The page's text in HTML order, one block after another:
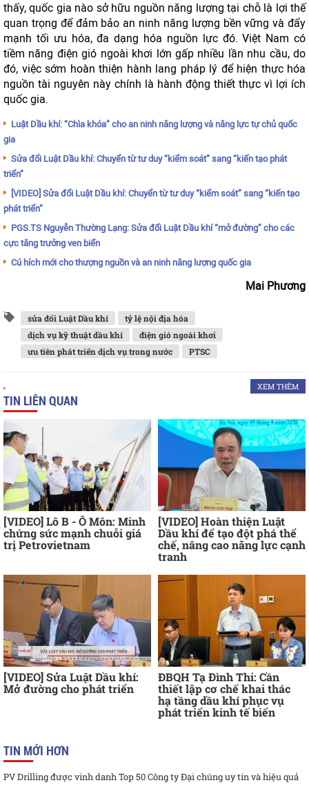
thấy, quốc gia nào sở hữu nguồn năng lượng tại chỗ là lợi thế
quan trọng để đảm bảo an ninh năng lượng bền vững và đẩy
mạnh tối ưu hóa, đa dạng hóa nguồn lực đó. Việt Nam có
tiềm năng điện gió ngoài khơi lớn gấp nhiều lần nhu cầu, do
đó, việc sớm hoàn thiện hành lang pháp lý để hiện thực hóa
nguồn tài nguyên này chính là hành động thiết thực vì lợi ích
quốc gia.
Luật Dầu khí: “Chìa khóa” cho an ninh năng lượng và năng lực tự chủ quốc
gia
Sửa đổi Luật Dầu khí: Chuyển từ tư duy “kiểm soát” sang “kiến tạo phát
triển”
[VIDEO] Sửa đổi Luật Dầu khí: Chuyển từ tư duy “kiểm soát” sang “kiến tạo
phát triển”
PGS.TS Nguyễn Thường Lạng: Sửa đổi Luật Dầu khí “mở đường” cho các
cực tăng trưởng ven biển
Cú hích mới cho thượng nguồn và an ninh năng lượng quốc gia
Mai Phương
sửa đổi Luật Dầu khí
tỷ lệ nội địa hóa
dịch vụ kỹ thuật dầu khí
điện gió ngoài khơi
ưu tiên phát triển dịch vụ trong nước
PTSC
XEM THÊM
TIN LIÊN QUAN
[VIDEO] Lô B - Ô Môn: Minh
chứng sức mạnh chuỗi giá
trị Petrovietnam
[VIDEO] Hoàn thiện Luật
Dầu khí để tạo đột phá thể
chế, nâng cao năng lực cạnh
tranh
[VIDEO] Sửa Luật Dầu khí:
Mở đường cho phát triển
ĐBQH Tạ Đình Thi: Cần
thiết lập cơ chế khai thác
hạ tầng dầu khí phục vụ
phát triển kinh tế biển
TIN MỚI HƠN
PV Drilling được vinh danh Top 50 Công ty Đại chúng uy tín và hiệu quả